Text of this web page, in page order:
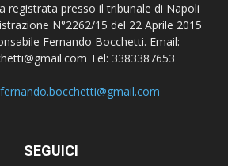
registrata presso il tribunale di Napoli
N°2262/15 del 22 Aprile 2015
Fernando Bocchetti. Email:
Tel: 3383387653
fernando.bocchetti@gmail.com
SEGUICI